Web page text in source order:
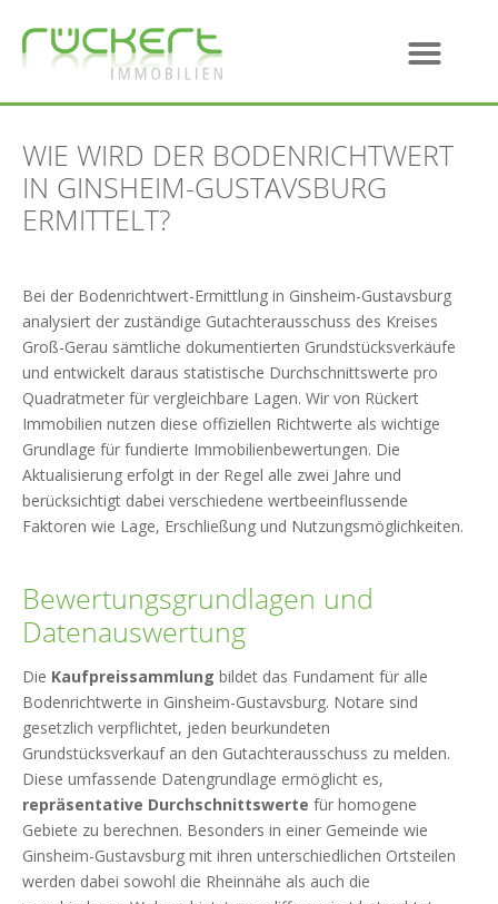
WIE WIRD DER BODENRICHTWERT
IN GINSHEIM-GUSTAVSBURG
ERMITTELT?
Bei der Bodenrichtwert-Ermittlung in Ginsheim-Gustavsburg
analysiert der zuständige Gutachterausschuss des Kreises
Groß-Gerau sämtliche dokumentierten Grundstücksverkäufe
und entwickelt daraus statistische Durchschnittswerte pro
Quadratmeter für vergleichbare Lagen. Wir von Rückert
Immobilien nutzen diese offiziellen Richtwerte als wichtige
Grundlage für fundierte Immobilienbewertungen. Die
Aktualisierung erfolgt in der Regel alle zwei Jahre und
berücksichtigt dabei verschiedene wertbeeinflussende
Faktoren wie Lage, Erschließung und Nutzungsmöglichkeiten.
Bewertungsgrundlagen und
Datenauswertung
Die Kaufpreissammlung bildet das Fundament für alle
Bodenrichtwerte in Ginsheim-Gustavsburg. Notare sind
gesetzlich verpflichtet, jeden beurkundeten
Grundstücksverkauf an den Gutachterausschuss zu melden.
Diese umfassende Datengrundlage ermöglicht es,
repräsentative Durchschnittswerte für homogene
Gebiete zu berechnen. Besonders in einer Gemeinde wie
Ginsheim-Gustavsburg mit ihren unterschiedlichen Ortsteilen
werden dabei sowohl die Rheinnähe als auch die